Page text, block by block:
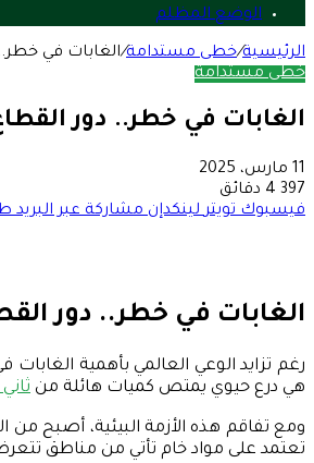
الوضع المظلم
الرئيسية/خطى مستدامة/الغابات في
خطى مستدامة
الغابات في خطر.. دور
11 مارس، 2025
397 4 دقائق
فيسبوك تويتر لينكدإن مشاركة عبر البريد
الغابات في خطر.. دور
رغم تزايد الوعي العالمي بأهمية
هي درع حيوي يمتص كميات هائلة من
ومع تفاقم هذه الأزمة البيئية، أصبح
تعتمد على مواد خام تأتي من مناطق